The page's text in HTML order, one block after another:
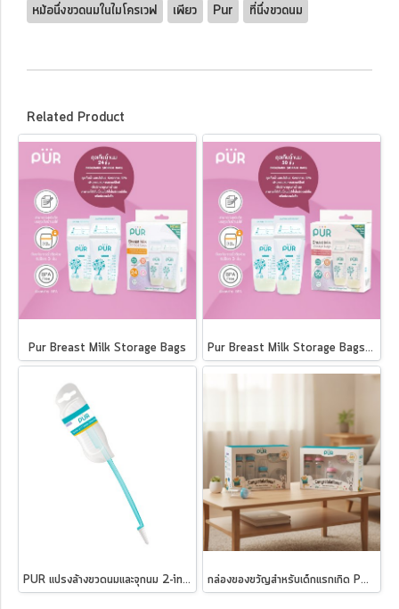
หม้อนึ่งขวดนมในไมโครเวฟ เพียว Pur ที่นึ่งขวดนม
Related Product
Pur Breast Milk Storage Bags Pur Breast Milk Storage Bags50ps.
PUR แปรงล้างขวดนมและจุกนม 2-in-1 กล่องของขวัญสำหรับเด็กแรกเกิด PUR Baby Box Set (New Born Gift Set)